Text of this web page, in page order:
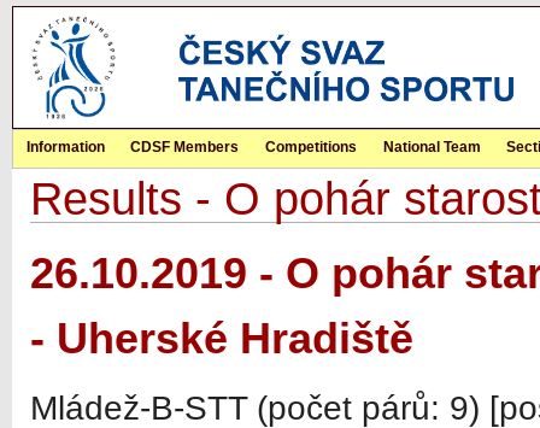
Information CDSF Members Competitions National Team
Results - O pohár
26.10.2019 - O pohár
- Uherské Hradiště
Mládež-B-STT (počet párů: 9)